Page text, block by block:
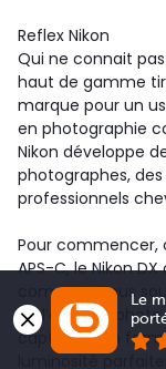
Reflex Nikon
Qui ne connait
haut de gamme
marque pour un
en photographie
Nikon développe
photographes,
professionnels
Pour commencer,
APS-C, le Nikon
compact. Vous
de l’appareil
capteur plein
Le